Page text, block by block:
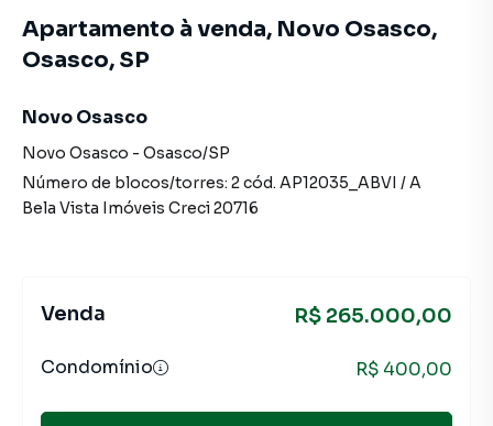
Apartamento à venda, Novo Osasco,
Osasco, SP
Novo Osasco
Novo Osasco - Osasco/SP
Número de blocos/torres: 2cód. AP12035_ABVI /A
Bela Vista Imóveis Creci20716
Venda R$ 265.000,00
Condomínio R$ 400,00